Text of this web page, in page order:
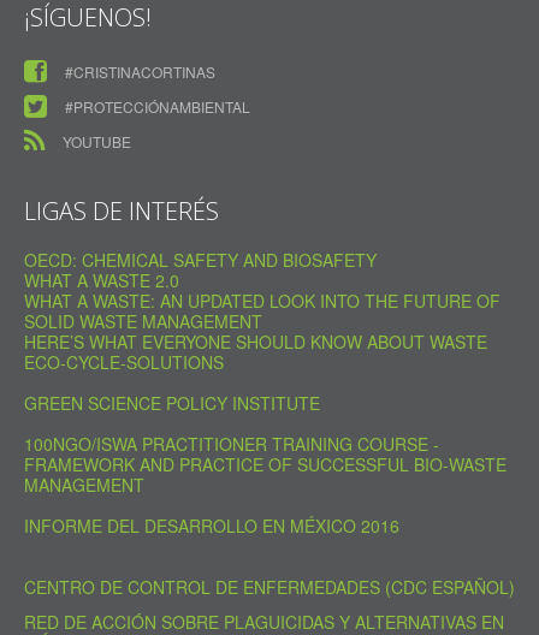
¡SÍGUENOS!
#CRISTINACORTINAS
#PROTECCIÓNAMBIENTAL
YOUTUBE
LIGAS DE INTERÉS
OECD: CHEMICAL SAFETY AND BIOSAFETY
WHAT A WASTE 2.0
WHAT A WASTE: AN UPDATED LOOK INTO THE FUTURE OF
SOLID WASTE MANAGEMENT
HERE’S WHAT EVERYONE SHOULD KNOW ABOUT WASTE
ECO-CYCLE-SOLUTIONS
GREEN SCIENCE POLICY INSTITUTE
100NGO/ISWA PRACTITIONER TRAINING COURSE -
FRAMEWORK AND PRACTICE OF SUCCESSFUL BIO-WASTE
MANAGEMENT
INFORME DEL DESARROLLO EN MÉXICO 2016
CENTRO DE CONTROL DE ENFERMEDADES (CDC ESPAÑOL)
RED DE ACCIÓN SOBRE PLAGUICIDAS Y ALTERNATIVAS EN